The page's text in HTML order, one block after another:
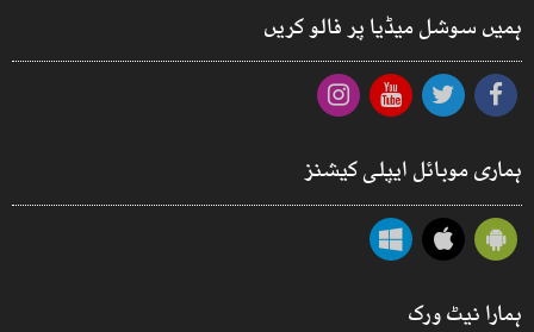
ہمیں سوشل میڈیا پر فالو کریں
ہماری موبائل ایپلی کیشنز
ہمارا نیٹ ورک